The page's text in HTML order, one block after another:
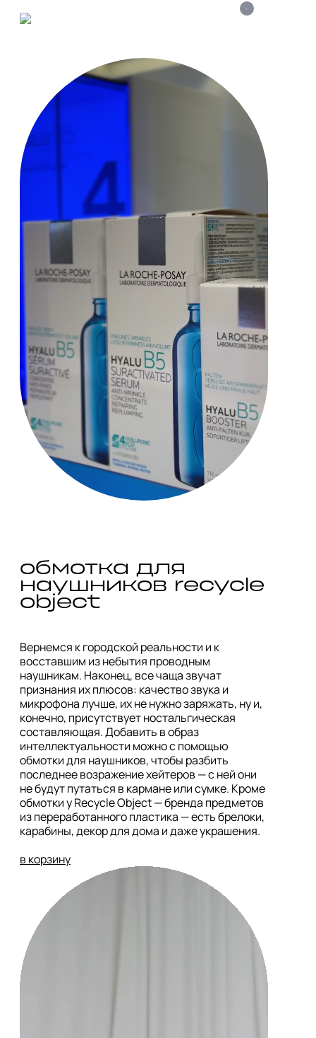
i
обмотка для
наушников recycle
Вернемся к городской реальности и к
восставшим из небытия проводным
наушникам. Наконец, все чаща звучат
признания их плюсов: качество звука и
микрофона лучше, их не нужно заряжать, ну и,
конечно, присутствует ностальгическая
составляющая. Добавить в образ
интеллектуальности можно с помощью
обмотки для наушников, чтобы разбить
последнее возражение хейтеров — с ней они
не будут путаться в кармане или сумке. Кроме
обмотки у Recycle Object — бренда предметов
из переработанного пластика — есть брелоки,
карабины, декор для дома и даже украшения.
в корзину